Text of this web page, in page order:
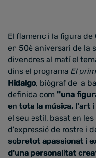
El flamenc i la figura de
en 50è aniversari de la
divendres al matí el
dins el programa El
Hidalgo, biògraf de la
definida com ''una
en tota la música, l'art
el seu estil, basat en
d'expressió de rostre i
sobretot apassionat i
d'una personalitat